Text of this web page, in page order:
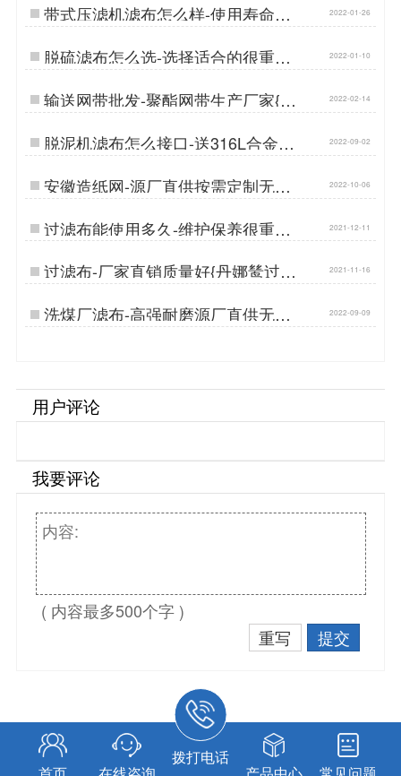
带式压滤机滤布怎么样-使用寿命延
长一年{丹娜鸶过滤}…
2022-01-26
脱硫滤布怎么选-选择适合的很重要
{丹娜鸶过滤}…
2022-01-10
输送网带批发-聚酯网带生产厂家{丹
娜鸶过滤}…
2022-02-14
脱泥机滤布怎么接口-送316L合金连
接线[丹娜鸶]…
2022-09-02
安徽造纸网-源厂直供按需定制无差
价…
2022-10-06
过滤布能使用多久-维护保养很重要
{丹娜鸶过滤}…
2021-12-11
过滤布-厂家直销质量好{丹娜鸶过滤}
…
2021-11-16
洗煤厂滤布-高强耐磨源厂直供无差
价[丹娜鸶]…
2022-09-09
用户评论
我要评论
( 内容最多500个字 )
重写
提交
拨打电话